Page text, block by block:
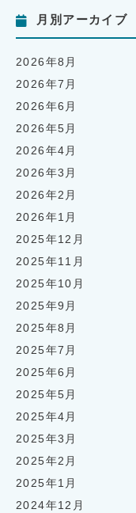
月別アーカイブ
2026年8月
2026年7月
2026年6月
2026年5月
2026年4月
2026年3月
2026年2月
2026年1月
2025年12月
2025年11月
2025年10月
2025年9月
2025年8月
2025年7月
2025年6月
2025年5月
2025年4月
2025年3月
2025年2月
2025年1月
2024年12月